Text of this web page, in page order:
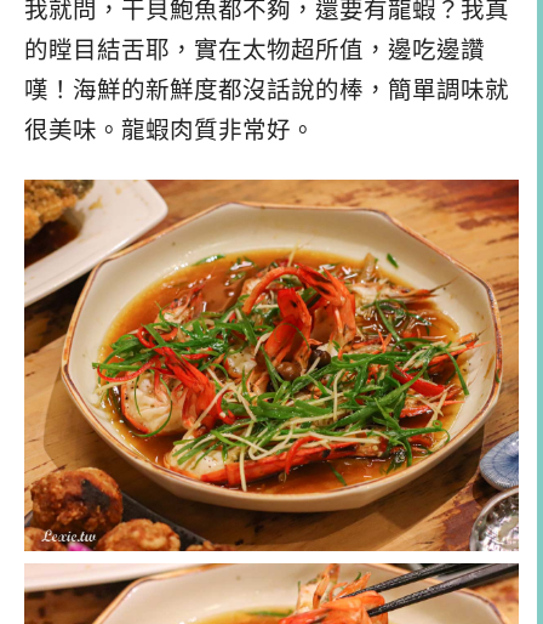
我就問，干貝鮑魚都不夠，還要有龍蝦？我真
的瞠目結舌耶，實在太物超所值，邊吃邊讚
嘆！海鮮的新鮮度都沒話說的棒，簡單調味就
很美味。龍蝦肉質非常好。